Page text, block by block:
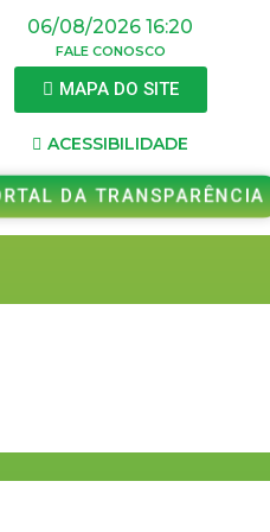
06/08/2026 16:20
FALE CONOSCO
MAPA DO SITE
ACESSIBILIDADE
DA TRANSPARÊNCIA